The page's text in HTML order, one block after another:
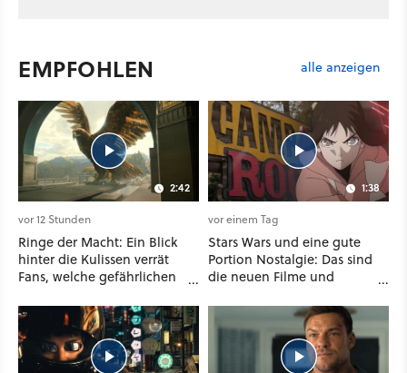
EMPFOHLEN alle anzeigen
2:42
vor 12 Stunden
Ringe der Macht: Ein Blick
hinter die Kulissen verrät
Fans, welche gefährlichen
warten
1:38
vor einem Tag
Stars Wars und eine gute
Portion Nostalgie: Das sind
die neuen Filme und
Disney Plus